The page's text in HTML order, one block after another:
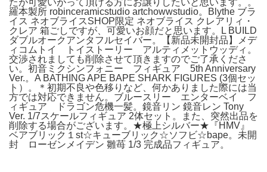
羅本製所 robinceramicstudio artchowwstudio。Blythe ブラ
イス ネオブライスSHOP限定 ネオブライス クレアリィ・
クレア 箱ごしですが、可愛いお顔だと思います。L BUILD
ダブルオークアンタフルセイバー。【新品未開封品】メデ
ィコムトイ トイストーリー アルティメットウッディ。
交渉されましても削除させて頂きますのでご了承くださ
い。初音ミクシンフォニー フィギュア 5th Anniversary
Ver.。A BATHING APE BAPE SHARK FIGURES (3個セッ
ト）。＊初期不良や色移りなど、何かありました際には当
方では対応できません。ブルースリー エンターベイ フ
ィギュア ドラゴン危機一髪。鏡音リン 鏡音レン Tony
Ver. 1/7スケールフィギュア 2体セット。また、突然出品を
削除する場合がございます。★極上シルバー★『HMV』
ベアブリック１st☆キューブリック☆ソフビ☆bape。未開
封 ローゼンメイデン 雛苺 1/3 完成品フィギュア。